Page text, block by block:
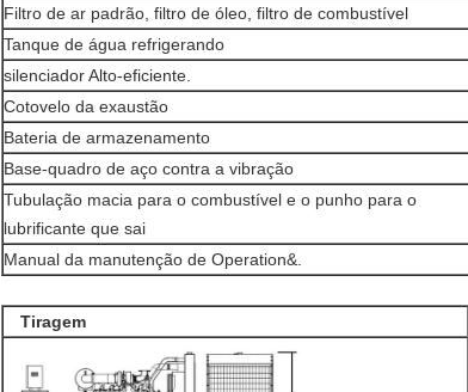
Filtro de ar padrão, filtro de óleo, filtro de combustível
Tanque de água refrigerando
silenciador Alto-eficiente.
Cotovelo da exaustão
Bateria de armazenamento
Base-quadro de aço contra a vibração
Tubulação macia para o combustível e o punho para o
lubrificante que sai
Manual da manutenção de Operation&.
Tiragem